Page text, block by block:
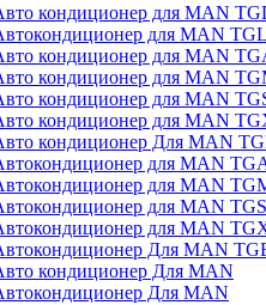
кондиционер для MAN
для MAN TGL
кондиционер для MAN
кондиционер для MAN
кондиционер для MAN
кондиционер для MAN
кондиционер Для MAN
для MAN
для MAN
для MAN TGS
для MAN
Для MAN
кондиционер Для MAN
Для MAN